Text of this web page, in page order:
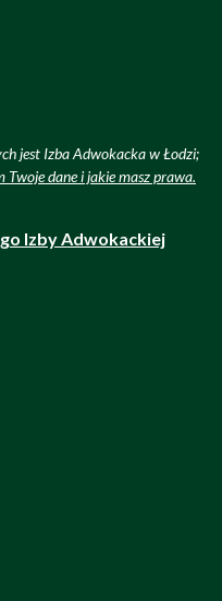
jest Izba Adwokacka w Łodzi;
Twoje dane i jakie masz prawa.
Izby Adwokackiej